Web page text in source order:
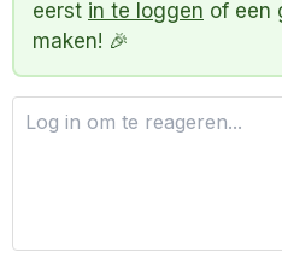
eerst in te loggen of een
maken! 🎉